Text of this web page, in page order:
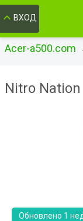
ВХОД
Acer-a500.com
Nitro
Обновлено 1